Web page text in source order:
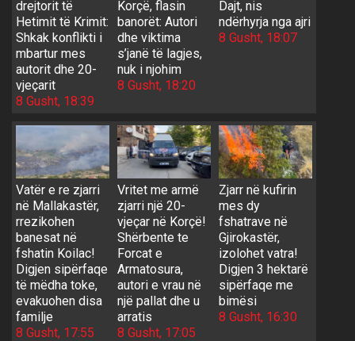
drejtorit të
Hetimit të Krimit:
Shkak konflikti i
mbartur mes
autorit dhe 20-
vjeçarit
8 Gusht, 18:39
Korçë, flasin
banorët: Autori
dhe viktima
s’janë të lagjes,
nuk i njohim
8 Gusht, 18:20
Dajt, nis
ndërhyrja nga ajri
8 Gusht, 18:07
Vatër e re zjarri
në Mallakastër,
rrezikohen
banesat në
fshatin Koilac!
Digjen sipërfaqe
të mëdha toke,
evakuohen disa
familje
8 Gusht, 17:55
Vritet me armë
zjarri një 20-
vjeçar në Korçë!
Shërbente te
Forcat e
Armatosura,
autori e vrau në
një pallat dhe u
arratis
8 Gusht, 17:05
Zjarr në kufirin
mes dy
fshatrave në
Gjirokastër,
izolohet vatra!
Digjen 3 hektarë
sipërfaqe me
bimësi
8 Gusht, 16:30